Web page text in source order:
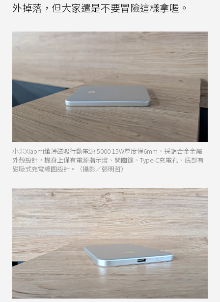
外掉落，但大家還是不要冒險這樣拿喔。
小米Xiaomi纖薄磁吸行動電源 5000 15W厚度僅6mm、採鋁合金金屬
外殼設計，機身上僅有電源指示燈、開關鍵、Type-C充電孔、底部有
磁吸式充電線圈設計。（攝影／張明哲）